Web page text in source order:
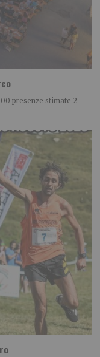
presenze stimate 2